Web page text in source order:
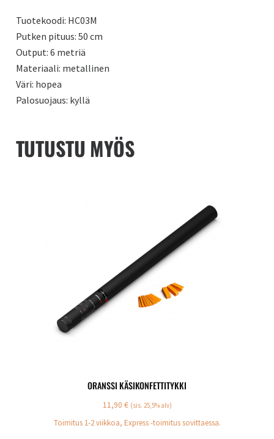
Tuotekoodi: HC03M
Putken pituus: 50 cm
Output: 6 metriä
Materiaali: metallinen
Väri: hopea
Palosuojaus: kyllä
TUTUSTU MYÖS
ORANSSI KÄSIKONFETTITYKKI
11,90 € (sis. 25,5% alv)
Toimitus 1-2 viikkoa, Express -toimitus sovittaessa.